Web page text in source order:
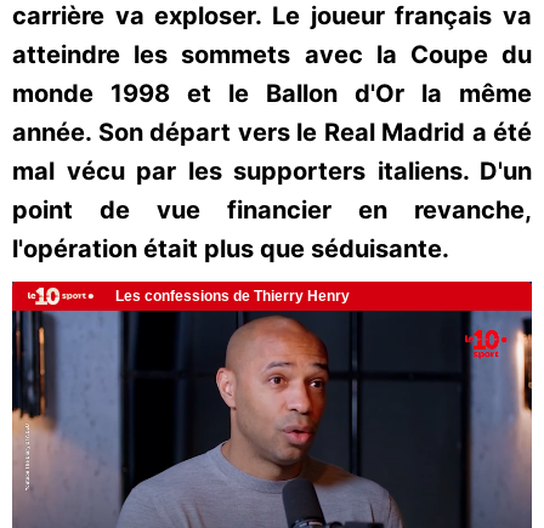
carrière va exploser. Le joueur français va
atteindre les sommets avec la Coupe du
monde 1998 et le Ballon d'Or la même
année. Son départ vers le Real Madrid a été
mal vécu par les supporters italiens. D'un
point de vue financier en revanche,
l'opération était plus que séduisante.